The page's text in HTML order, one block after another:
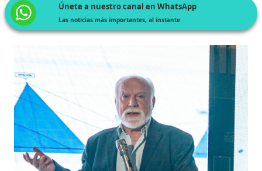
Únete a nuestro canal en WhatsApp
Las noticias más importantes, al instante